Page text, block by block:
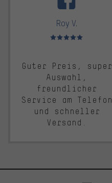
Roy V.
Bewertungen: 5 von 5
Guter Preis, super
Auswahl,
freundlicher
Service am Telefon
und schneller
Versand.